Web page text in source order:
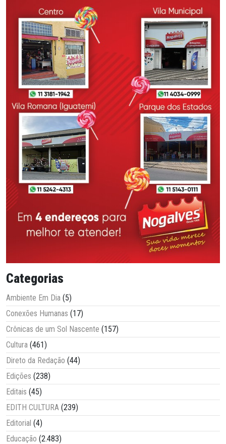
Categorias
Ambiente Em Dia (5)
Conexões Humanas (17)
Crônicas de um Sol Nascente (157)
Cultura (461)
Direto da Redação (44)
Edições (238)
Editais (45)
EDITH CULTURA (239)
Editorial (4)
Educação (2.483)